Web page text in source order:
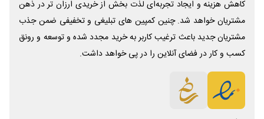
کاهش هزینه و ایجاد تجربه‌ای لذت بخش از خریدی ارزان تر در ذهن
مشتریان خواهد شد. چنین کمپین های تبلیغی و تخفیفی ضمن جذب
مشتریان جدید باعث ترغیب کاربر به خرید مجدد شده و توسعه و رونق
کسب و کار در فضای آنلاین را در پی خواهد داشت.